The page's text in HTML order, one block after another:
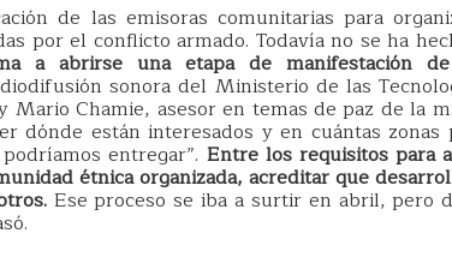
de las emisoras comunitarias para
por el conflicto armado. Todavía no se ha
a abrirse una etapa de manifestación
sonora del Ministerio de las
Mario Chamie, asesor en temas de paz de la
dónde están interesados y en cuántas
entregar”. Entre los requisitos para
étnica organizada, acreditar que
Ese proceso se iba a surtir en abril, pero